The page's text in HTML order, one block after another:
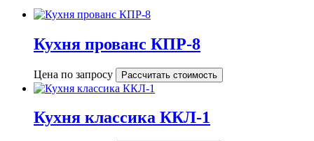
Кухня прованс КПР-8
Цена по запросу Рассчитать стоимость
Кухня классика ККЛ-1